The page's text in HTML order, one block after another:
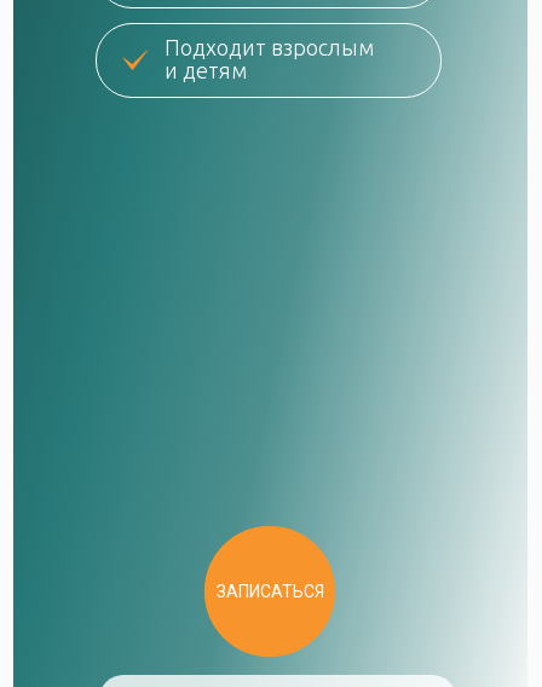
Подходит взрослым
и детям
ЗАПИСАТЬСЯ